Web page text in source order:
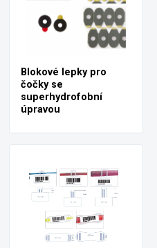
Blokové lepky pro
čočky se
superhydrofobní
úpravou